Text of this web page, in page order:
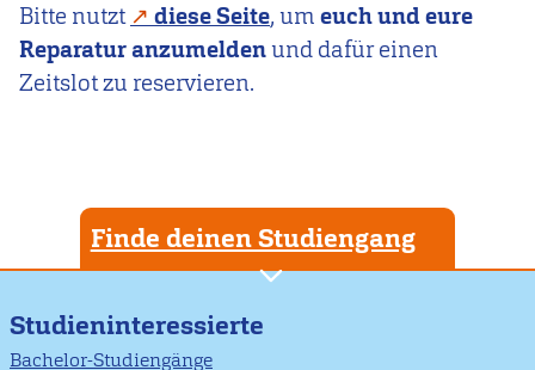
Bitte nutzt diese Seite, um euch und eure
Reparatur anzumeldenund dafür einen
Zeitslot zu reservieren.
Finde deinen Studiengang
Studieninteressierte
Bachelor-Studiengänge